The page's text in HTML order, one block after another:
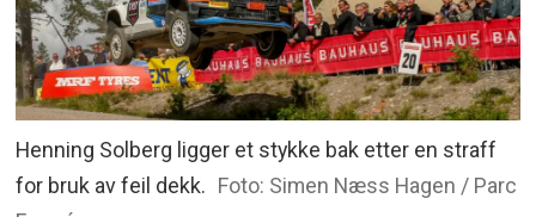
Henning Solberg ligger et stykke bak etter en straff
for bruk av feil dekk. Foto: Simen Næss Hagen / Parc